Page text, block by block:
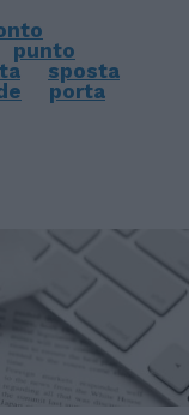
punto
sposta
porta